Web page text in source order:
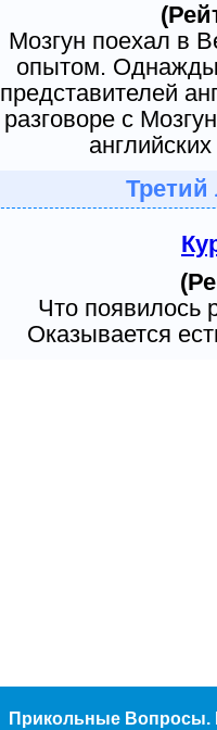
Мозгун поехал в
опытом. Однажды
представителей
разговоре с
Что появилось
Оказывается
Прикольные Вопросы.